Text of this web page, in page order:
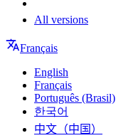
All versions
Français
English
Français
Português (Brasil)
한국어
中文（中国）